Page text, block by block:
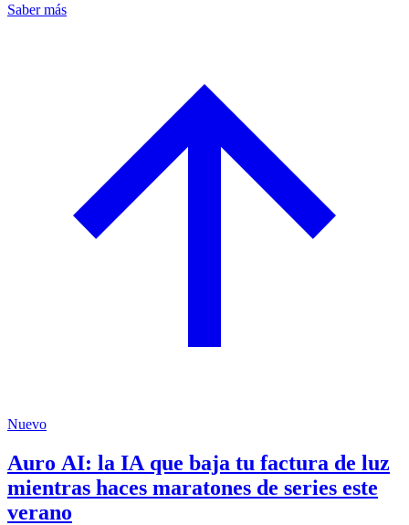
Saber más
Nuevo
Auro AI: la IA que baja tu factura de luz
mientras haces maratones de series este
verano